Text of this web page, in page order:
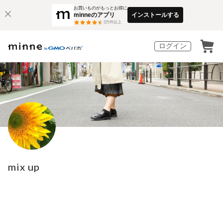
お買いものがもっとお得に
minneのアプリ
3万件以上
インストールする
ログイン
mix up